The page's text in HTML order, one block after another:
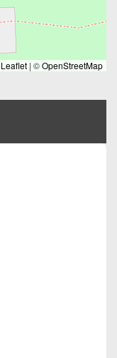
Leaflet | ©OpenStreetMap